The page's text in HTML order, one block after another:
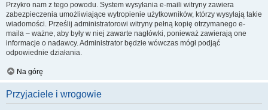
Przykro nam z tego powodu. System wysyłania e-maili witryny zawiera
zabezpieczenia umożliwiające wytropienie użytkowników, którzy wysyłają takie
wiadomości. Prześlij administratorowi witryny pełną kopię otrzymanego e-
maila – ważne, aby były w niej zawarte nagłówki, ponieważ zawierają one
informacje o nadawcy. Administrator będzie wówczas mógł podjąć
odpowiednie działania.
Na górę
Przyjaciele i wrogowie